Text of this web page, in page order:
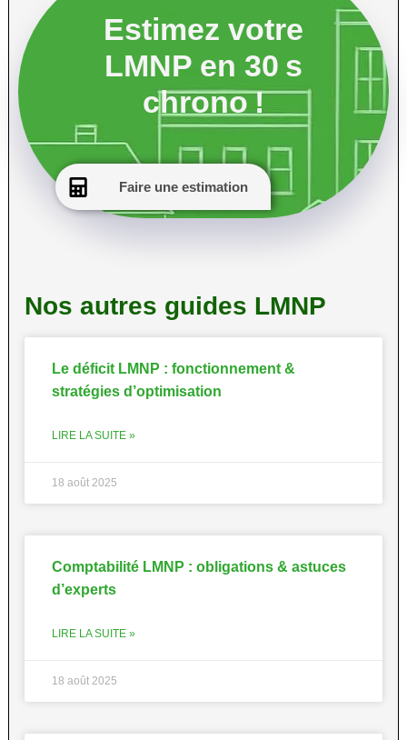
Estimez votre
LMNP en 30 s
chrono !
Faire une estimation
Nos autres guides LMNP
Le déficit LMNP : fonctionnement &
stratégies d’optimisation
LIRE LA SUITE »
18 août 2025
Comptabilité LMNP : obligations & astuces
d’experts
LIRE LA SUITE »
18 août 2025